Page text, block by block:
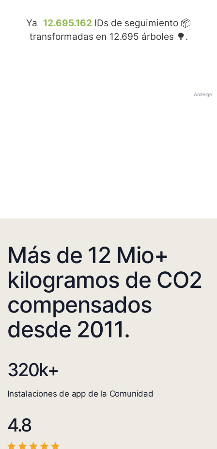
Ya 12.695.162 IDs de seguimiento 📦
transformadas en 12.695 árboles 🌳.
Anzeige
Más de 12 Mio+
kilogramos de CO2
compensados
desde 2011.
320k+
Instalaciones de app de la Comunidad
4.8